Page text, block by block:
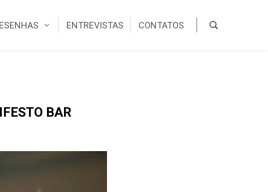
ENTREVISTAS CONTATOS
BAR